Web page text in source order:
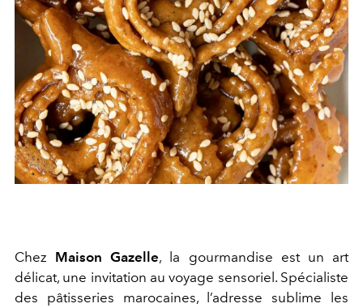
Chez Maison Gazelle, la gourmandise est un art
délicat, une invitation au voyage sensoriel. Spécialiste
des pâtisseries marocaines, l’adresse sublime les